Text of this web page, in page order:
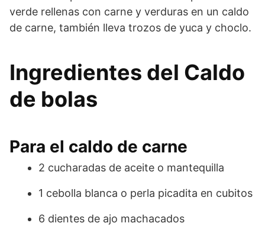
verde rellenas con carne y verduras en un caldo
de carne, también lleva trozos de yuca y choclo.
Ingredientes del Caldo
de bolas
Para el caldo de carne
2 cucharadas de aceite o mantequilla
1 cebolla blanca o perla picadita en cubitos
6 dientes de ajo machacados